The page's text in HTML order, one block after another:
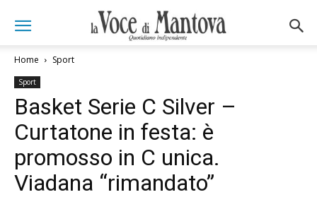
Home Sport
Sport
Basket Serie C Silver –
Curtatone in festa: è
promosso in C unica.
Viadana “rimandato”